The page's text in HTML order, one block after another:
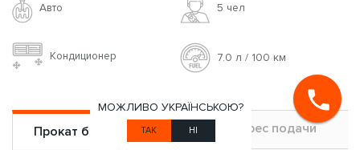
МОЖЛИВО УКРАЇНСЬКОЮ?
ТАК НІ
Авто 5 чел
Кондиционер 7.0 л / 100 км
Прокат без водителя Адрес подачи